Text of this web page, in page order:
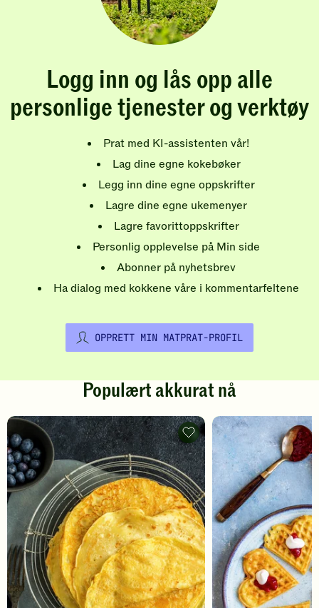
Logg inn og lås opp alle
personlige tjenester og verktøy
Prat med KI-assistenten vår!
Lag dine egne kokebøker
Legg inn dine egne oppskrifter
Lagre dine egne ukemenyer
Lagre favorittoppskrifter
Personlig opplevelse på Min side
Abonner på nyhetsbrev
Ha dialog med kokkene våre i kommentarfeltene
OPPRETT MIN MATPRAT-PROFIL
Populært akkurat nå
Pannekaker
-
legg
til
favoritter